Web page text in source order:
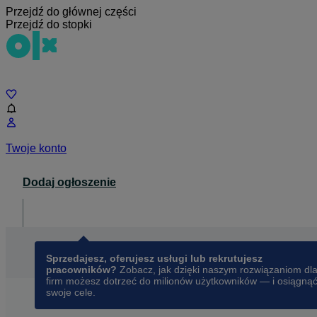
Przejdź do głównej części
Przejdź do stopki
Twoje konto
Dodaj ogłoszenie
Sprzedajesz, oferujesz usługi lub rekrutujesz
pracowników? Zobacz, jak dzięki naszym rozwiązaniom dla
firm możesz dotrzeć do milionów użytkowników — i osiągnąć
swoje cele.